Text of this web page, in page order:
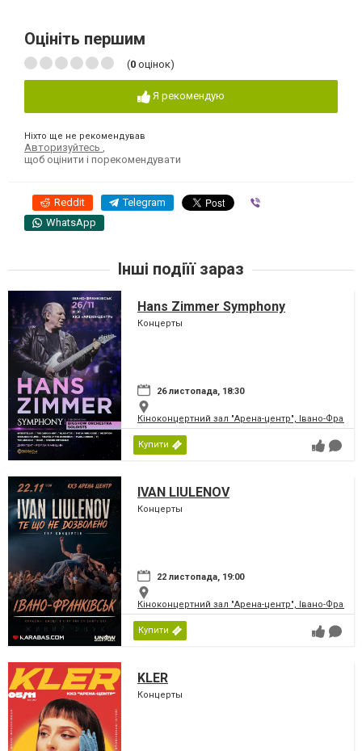
Оцініть першим
(0 оцінок)
Я рекомендую
Ніхто ще не рекомендував
Авторизуйтесь ,
щоб оцінити і порекомендувати
Reddit Telegram
WhatsApp
Інші подіїї зараз
Hans Zimmer Symphony
Концерты
26 листопада, 18:30
Кіноконцертний зал "Арена-центр", Івано-
Купити
IVAN LIULENOV
Концерты
22 листопада, 19:00
Кіноконцертний зал "Арена-центр", Івано-
Купити
KLER
Концерты